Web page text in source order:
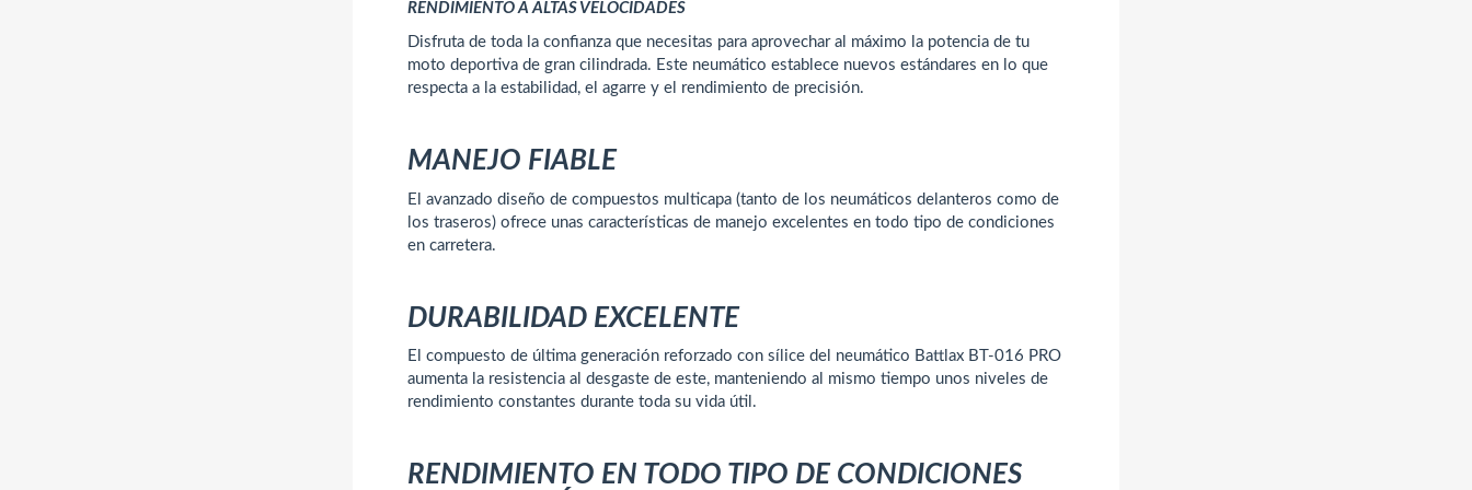
RENDIMIENTO A ALTAS VELOCIDADES
Disfruta de toda la confianza que necesitas para aprovechar al máximo la potencia de tu
moto deportiva de gran cilindrada. Este neumático establece nuevos estándares en lo que
respecta a la estabilidad, el agarre y el rendimiento de precisión.
MANEJO FIABLE
El avanzado diseño de compuestos multicapa (tanto de los neumáticos delanteros como de
los traseros) ofrece unas características de manejo excelentes en todo tipo de condiciones
en carretera.
DURABILIDAD EXCELENTE
El compuesto de última generación reforzado con sílice del neumático Battlax BT-016 PRO
aumenta la resistencia al desgaste de este, manteniendo al mismo tiempo unos niveles de
rendimiento constantes durante toda su vida útil.
RENDIMIENTO EN TODO TIPO DE CONDICIONES